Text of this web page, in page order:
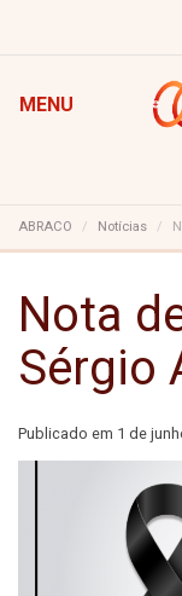
MENU
ABRACO Notícias
Nota
Sérgio
Publicado em 1 de